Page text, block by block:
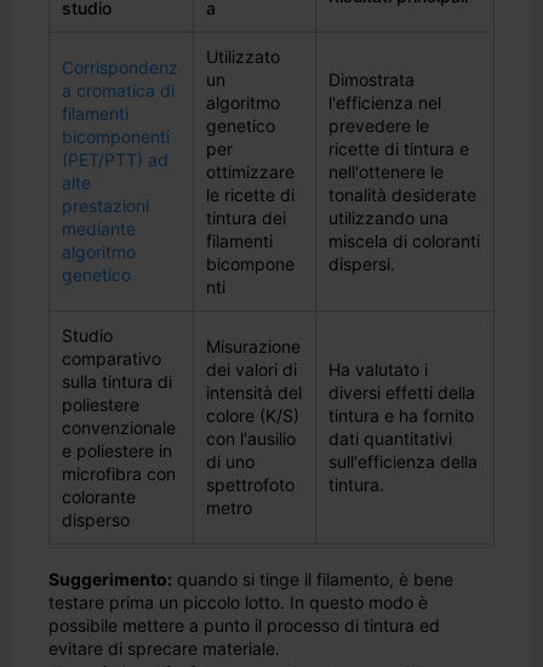
studio a
Corrispondenz
a cromatica di
filamenti
bicomponenti
(PET/PTT) ad
alte
prestazioni
mediante
algoritmo
genetico
Utilizzato
un
algoritmo
genetico
per
ottimizzare
le ricette di
tintura dei
filamenti
bicompone
nti
Dimostrata
l'efficienza nel
prevedere le
ricette di tintura e
nell'ottenere le
tonalità desiderate
utilizzando una
miscela di coloranti
dispersi.
Studio
comparativo
sulla tintura di
poliestere
convenzionale
e poliestere in
microfibra con
colorante
disperso
Misurazione
dei valori di
intensità del
colore (K/S)
con l'ausilio
di uno
spettrofoto
metro
Ha valutato i
diversi effetti della
tintura e ha fornito
dati quantitativi
sull'efficienza della
tintura.
Suggerimento: quando si tinge il filamento, è bene
testare prima un piccolo lotto. In questo modo è
possibile mettere a punto il processo di tintura ed
evitare di sprecare materiale.